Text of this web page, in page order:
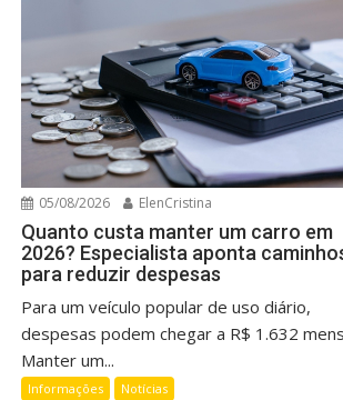
05/08/2026 ElenCristina
Quanto custa manter um carro em
2026? Especialista aponta
para reduzir despesas
Para um veículo popular de uso diário,
despesas podem chegar a R$ 1.632
Manter um...
Informações Notícias